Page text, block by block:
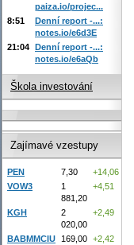
paiza.io/projec...
8:51
Denní report -...:
notes.io/e6d3E
21:04 Denní report -...:
notes.io/e6aQb
Škola investování
Zajímavé vzestupy
PEN 7,30
+14,06
VOW3
1
881,20
+4,51
KGH
2
020,00
+2,49
BABMMCIU 169,00 +2,42